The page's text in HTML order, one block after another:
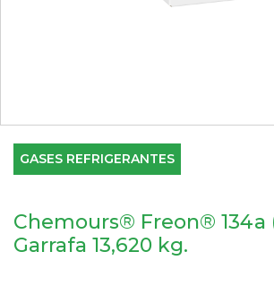
GASES REFRIGERANTES
Chemours® Freon® 134a
Garrafa 13,620 kg.